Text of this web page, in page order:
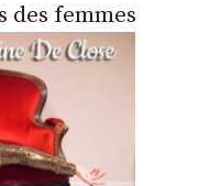
des femmes